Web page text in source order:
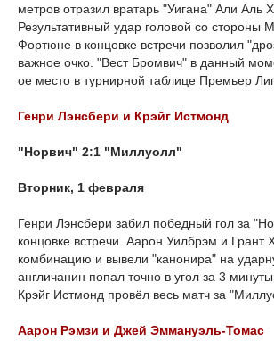
метров отразил вратарь "Уигана" Али Аль
Результативный удар головой со стороны
Фортюне в концовке встречи позволил
важное очко. "Вест Бромвич" в данный
ое место в турнирной таблице Премьер
Генри Лэнсбери и Крэйг Истмонд
"Норвич" 2:1 "Миллуолл"
Вторник, 1 февраля
Генри Лэнсбери забил победный гол за
концовке встречи. Аарон Уилбрэм и Грант
комбинацию и вывели "канонира" на
англичанин попал точно в угол за 3
Крэйг Истмонд провёл весь матч за
Аарон Рэмзи и Джей Эммануэль-Томас